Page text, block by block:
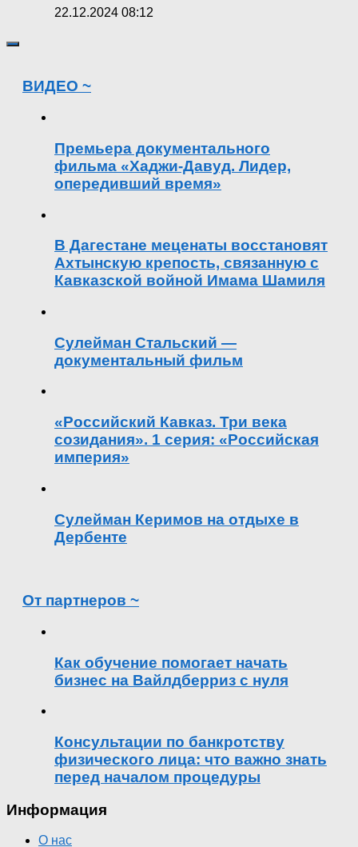
22.12.2024 08:12
ВИДЕО ~
Премьера документального
фильма «Хаджи-Давуд. Лидер,
опередивший время»
В Дагестане меценаты восстановят
Ахтынскую крепость, связанную с
Кавказской войной Имама Шамиля
Сулейман Стальский —
документальный фильм
«Российский Кавказ. Три века
созидания». 1 серия: «Российская
империя»
Сулейман Керимов на отдыхе в
Дербенте
От партнеров ~
Как обучение помогает начать
бизнес на Вайлдберриз с нуля
Консультации по банкротству
физического лица: что важно знать
перед началом процедуры
Информация
О нас